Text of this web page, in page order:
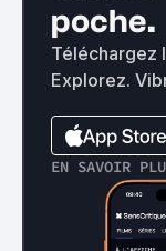
poche.
Téléchargez
Explorez.
EN SAVOIR